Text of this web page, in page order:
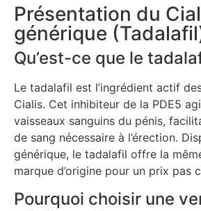
Présentation du
générique
Qu’est-ce que le
Le tadalafil est l’ingrédient actif
Cialis. Cet inhibiteur de la PDE5
vaisseaux sanguins du pénis,
de sang nécessaire à l’érection.
générique, le tadalafil offre la
marque d’origine pour un prix pas
Pourquoi choisir une